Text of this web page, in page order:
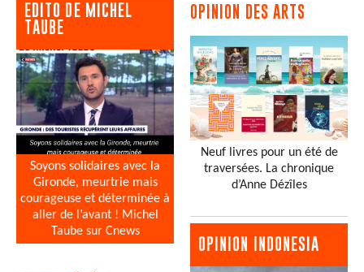
EDITO DE MICHEL
TAUBE
Soyons solidaires avec la
Gironde, meurtrie mais
courageuse et déterminée à
aller de l’avant ! Michel
Taube sur Cnews
OPINION DES ARTS
Neuf livres pour un été de
traversées. La chronique
d’Anne Dézîles
OPINION INDONESIA